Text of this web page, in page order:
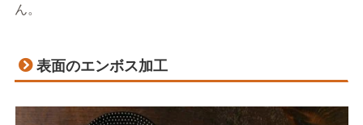
ん。
表面のエンボス加工